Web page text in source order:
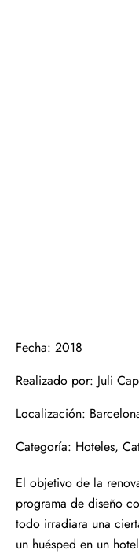
Fecha: 2018
Realizado por: Juli
Localización:
Categoría: Hoteles,
El objetivo de la
programa de diseño
todo irradiara una
un huésped en un